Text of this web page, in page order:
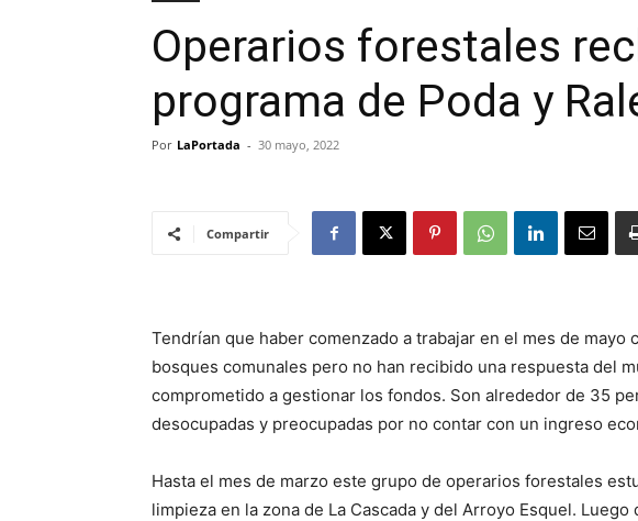
Operarios forestales
programa de Poda y
Por LaPortada - 30 mayo, 2022
Compartir
Tendrían que haber comenzado a trabajar en el mes de mayo
bosques comunales pero no han recibido una respuesta del
comprometido a gestionar los fondos. Son alrededor de 35
desocupadas y preocupadas por no contar con un ingreso
Hasta el mes de marzo este grupo de operarios forestales
limpieza en la zona de La Cascada y del Arroyo Esquel.